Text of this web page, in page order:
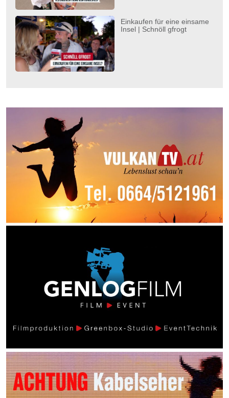
Einkaufen für eine einsame
Insel | Schnöll gfrogt